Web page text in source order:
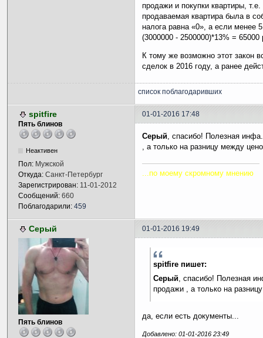
продажи и покупки квартиры,
продаваемая квартира была в
налога равна «0», а если менее
(3000000 - 2500000)*13% = 65000
К тому же возможно этот закон
сделок в 2016 году, а ранее
список поблагодаривших
spitfire
01-01-2016 17:48
Пять блинов
Неактивен
Пол: Мужской
Откуда: Санкт-Петербург
Зарегистрирован: 11-01-2012
Сообщений: 660
Поблагодарили: 459
Серый , спасибо! Полезная
, а только на разницу между
...по моему скромному мнению
Серый 01-01-2016 19:49
Пять блинов
spitfire пишет:
Серый, спасибо! Полезная
продажи , а только на
да, если есть документы...
Добавлено: 01-01-2016 23:49